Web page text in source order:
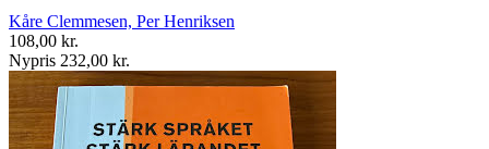
Kåre Clemmesen, Per Henriksen
108,00 kr.
Nypris 232,00 kr.